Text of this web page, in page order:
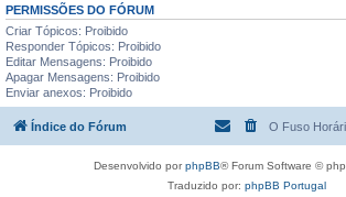
PERMISSÕES DO FÓRUM
Criar Tópicos: Proibido
Responder Tópicos: Proibido
Editar Mensagens: Proibido
Apagar Mensagens: Proibido
Enviar anexos: Proibido
Índice do Fórum O Fuso
Desenvolvido porphpBB® Forum Software ©
Traduzido por: phpBB Portugal